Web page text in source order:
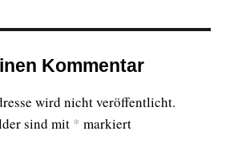
Kommentar
wird nicht veröffentlicht.
sind mit * markiert